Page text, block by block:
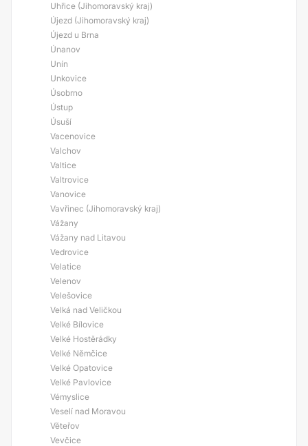
Uhřice (Jihomoravský kraj)
Újezd (Jihomoravský kraj)
Újezd u Brna
Únanov
Unín
Unkovice
Úsobrno
Ústup
Úsuší
Vacenovice
Valchov
Valtice
Valtrovice
Vanovice
Vavřinec (Jihomoravský kraj)
Vážany
Vážany nad Litavou
Vedrovice
Velatice
Velenov
Velešovice
Velká nad Veličkou
Velké Bílovice
Velké Hostěrádky
Velké Němčice
Velké Opatovice
Velké Pavlovice
Vémyslice
Veselí nad Moravou
Věteřov
Vevčice